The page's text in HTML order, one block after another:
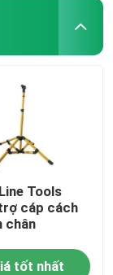
Tools
cáp cách
chân
tốt nhất